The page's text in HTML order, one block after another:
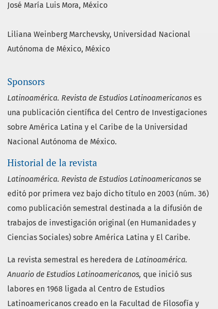
José María Luis Mora, México
Liliana Weinberg Marchevsky, Universidad Nacional
Autónoma de México, México
Sponsors
Latinoamérica. Revista de Estudios Latinoamericanos es
una publicación científica del Centro de Investigaciones
sobre América Latina y el Caribe de la Universidad
Nacional Autónoma de México.
Historial de la revista
Latinoamérica. Revista de Estudios Latinoamericanos se
editó por primera vez bajo dicho título en 2003 (núm. 36)
como publicación semestral destinada a la difusión de
trabajos de investigación original (en Humanidades y
Ciencias Sociales) sobre América Latina y El Caribe.
La revista semestral es heredera de Latinoamérica.
Anuario de Estudios Latinoamericanos, que inició sus
labores en 1968 ligada al Centro de Estudios
Latinoamericanos creado en la Facultad de Filosofía y